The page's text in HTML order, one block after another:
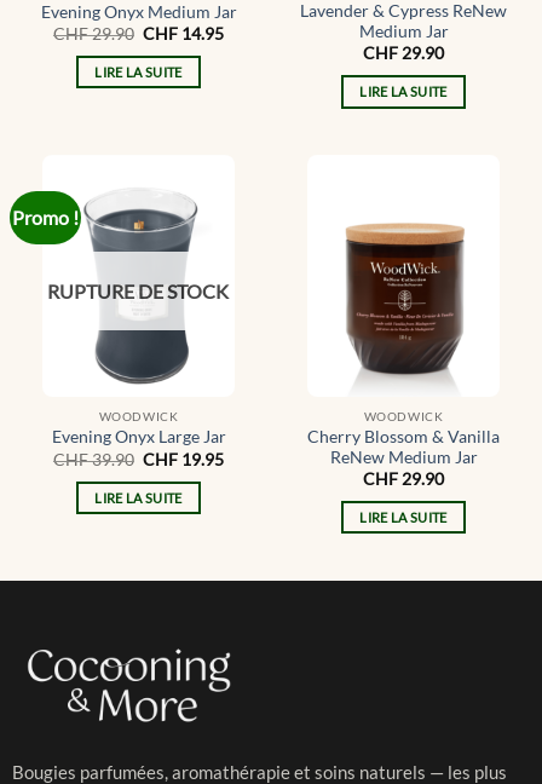
Evening Onyx Medium Jar
CHF29.90 Le
initial
était :
CHF 14.95Le
LIRE LA SUITE
Lavender & Cypress ReNew
Medium Jar
CHF29.90
LIRE LA SUITE
Promo !
RUPTURE DE STOCK
WOODWICK
Evening Onyx Large Jar
CHF39.90 Le
initial
était :
CHF 19.95Le
LIRE LA SUITE
WOODWICK
Cherry Blossom & Vanilla
ReNew Medium Jar
CHF 29.90
LIRE LA SUITE
Bougies parfumées, aromathérapie et soins naturels — les plus